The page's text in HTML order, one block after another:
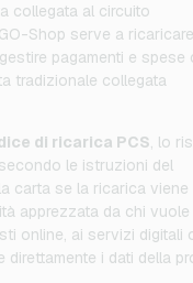
collegata al circuito
Shop serve a
pagamenti e spese
tradizionale collegata
di ricarica PCS, lo
le istruzioni del
carta se la ricarica viene
apprezzata da chi vuole
online, ai servizi digitali
i dati della